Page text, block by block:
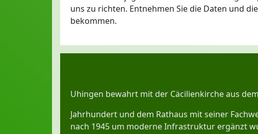
uns zu richten. Entnehmen Sie die Daten und
bekommen.
Uhingen bewahrt mit der Cäcilienkirche aus
Jahrhundert und dem Rathaus mit seiner
nach 1945 um moderne Infrastruktur ergänzt